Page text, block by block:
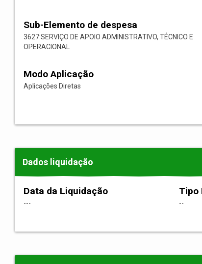
Sub-Elemento de despesa
3627:SERVIÇO DE APOIO ADMINISTRATIVO, TÉCNICO E
OPERACIONAL
Modo Aplicação
Aplicações Diretas
Dados liquidação
Data da Liquidação
---
Tipo
--